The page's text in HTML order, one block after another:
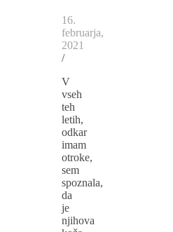
16.
februarja,
2021
/
V
vseh
teh
letih,
odkar
imam
otroke,
sem
spoznala,
da
je
njihova